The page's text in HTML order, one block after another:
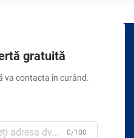
gratuită
va contacta în curând.
0/100